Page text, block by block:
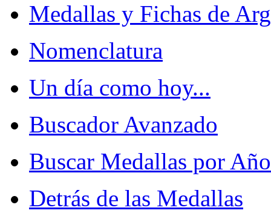
Medallas y Fichas de
Nomenclatura
Un día como hoy...
Buscador Avanzado
Buscar Medallas por Año
Detrás de las Medallas